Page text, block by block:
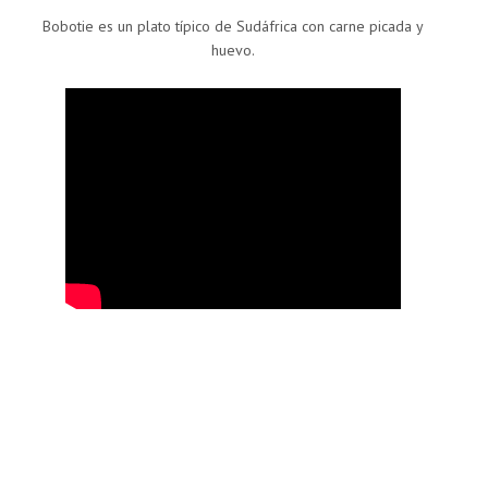
Bobotie es un plato típico de Sudáfrica con carne picada y
huevo.